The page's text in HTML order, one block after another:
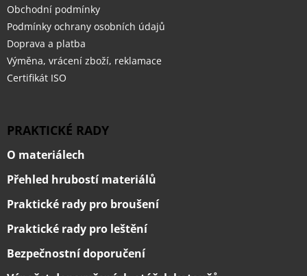
Obchodní podmínky
Podmínky ochrany osobních údajů
Doprava a platba
Výměna, vrácení zboží, reklamace
Certifikát ISO
PRAKTICKÉ RADY
O materiálech
Přehled hrubostí materiálů
Praktické rady pro broušení
Praktické rady pro leštění
Bezpečnostní doporučení